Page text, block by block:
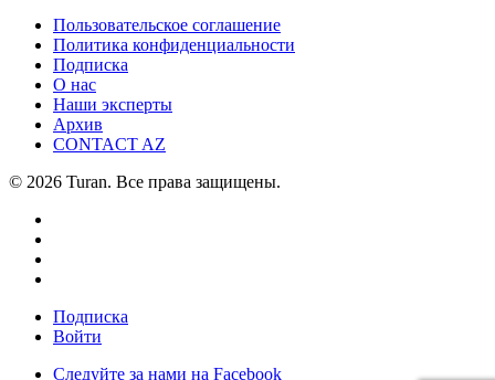
Пользовательское соглашение
Политика конфиденциальности
Подписка
О нас
Наши эксперты
Архив
CONTACT AZ
© 2026 Turan. Все права защищены.
Подписка
Войти
Следуйте за нами на Facebook